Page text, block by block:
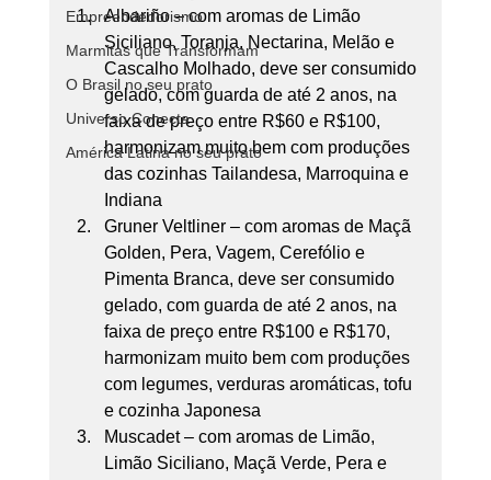
Empreendedorismo
Marmitas que Transformam
O Brasil no seu prato
Universo Conecta
América Latina no seu prato
Albariño – com aromas de Limão
Siciliano, Toranja, Nectarina, Melão e
Cascalho Molhado, deve ser consumido
gelado, com guarda de até 2 anos, na
faixa de preço entre R$60 e R$100,
harmonizam muito bem com produções
das cozinhas Tailandesa, Marroquina e
Indiana
Gruner Veltliner – com aromas de Maçã
Golden, Pera, Vagem, Cerefólio e
Pimenta Branca, deve ser consumido
gelado, com guarda de até 2 anos, na
faixa de preço entre R$100 e R$170,
harmonizam muito bem com produções
com legumes, verduras aromáticas, tofu
e cozinha Japonesa
Muscadet – com aromas de Limão,
Limão Siciliano, Maçã Verde, Pera e